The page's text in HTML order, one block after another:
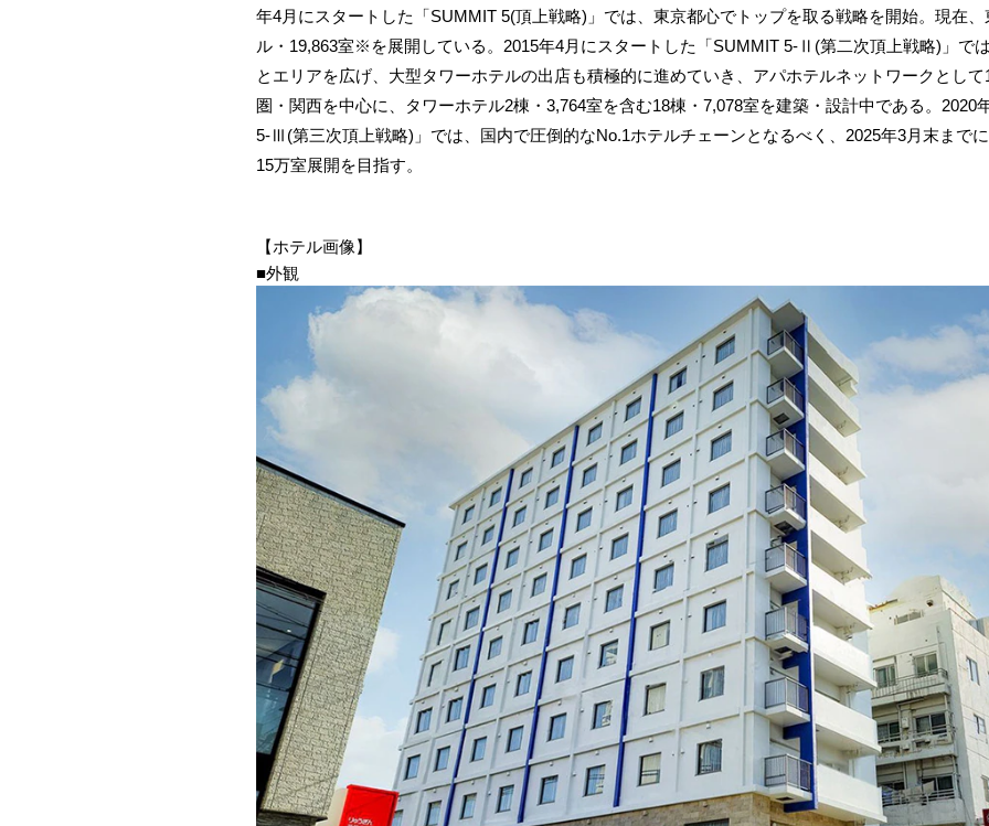
年4月にスタートした「SUMMIT 5(頂上戦略)」では、東京都心でトップを取る戦略を開始。現在
ル・19,863室※を展開している。2015年4月にスタートした「SUMMIT 5-Ⅱ(第二次頂上戦略)」で
とエリアを広げ、大型タワーホテルの出店も積極的に進めていき、アパホテルネットワークとし
圏・関西を中心に、タワーホテル2棟・3,764室を含む18棟・7,078室を建築・設計中である。2020
5-Ⅲ(第三次頂上戦略)」では、国内で圧倒的なNo.1ホテルチェーンとなるべく、2025年3月末まで
15万室展開を目指す。
【ホテル画像】
■外観